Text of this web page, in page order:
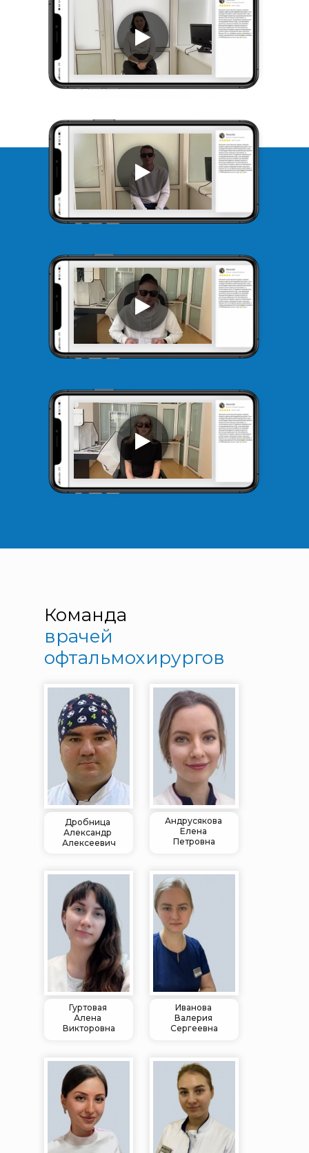
Команда
врачей
офтальмохирургов
Дробница
Александр
Алексеевич
Андрусякова
Елена
Петровна
Гуртовая
Алена
Викторовна
Иванова
Валерия
Сергеевна